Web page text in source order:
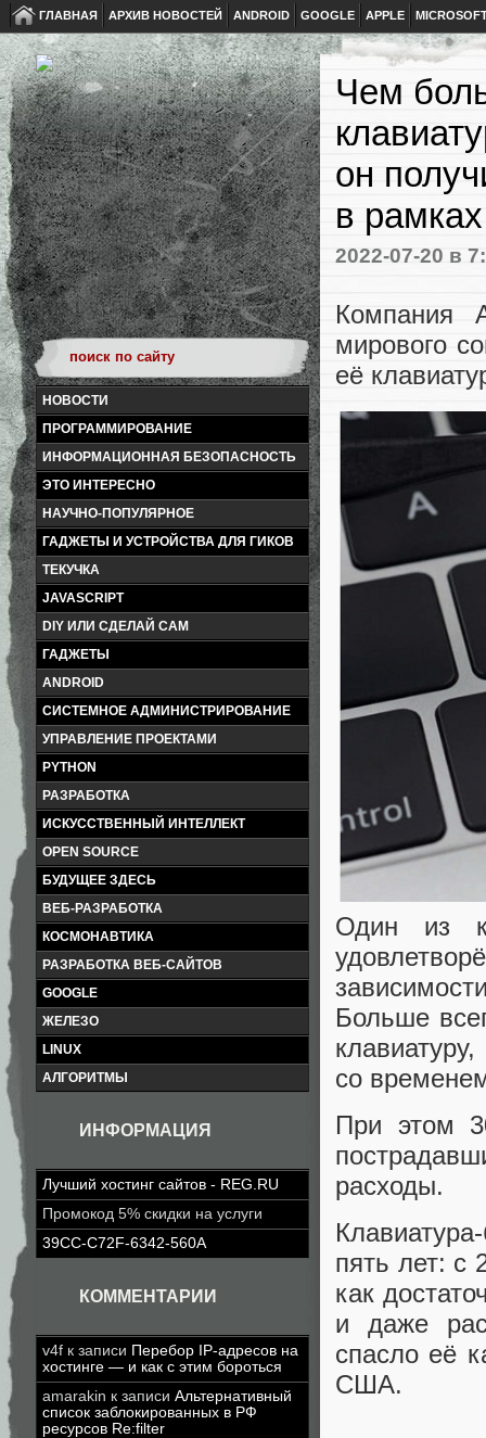
ГЛАВНАЯ АРХИВ НОВОСТЕЙ ANDROID GOOGLE APPLE
НОВОСТИ
ПРОГРАММИРОВАНИЕ
ИНФОРМАЦИОННАЯ БЕЗОПАСНОСТЬ
ЭТО ИНТЕРЕСНО
НАУЧНО-ПОПУЛЯРНОЕ
ГАДЖЕТЫ И УСТРОЙСТВА ДЛЯ ГИКОВ
ТЕКУЧКА
JAVASCRIPT
DIY ИЛИ СДЕЛАЙ САМ
ГАДЖЕТЫ
ANDROID
СИСТЕМНОЕ АДМИНИСТРИРОВАНИЕ
УПРАВЛЕНИЕ ПРОЕКТАМИ
PYTHON
РАЗРАБОТКА
ИСКУССТВЕННЫЙ ИНТЕЛЛЕКТ
OPEN SOURCE
БУДУЩЕЕ ЗДЕСЬ
ВЕБ-РАЗРАБОТКА
КОСМОНАВТИКА
РАЗРАБОТКА ВЕБ-САЙТОВ
GOOGLE
ЖЕЛЕЗО
LINUX
АЛГОРИТМЫ
ИНФОРМАЦИЯ
Лучший хостинг сайтов - REG.RU
Промокод 5% скидки на услуги
39CC-C72F-6342-560A
КОММЕНТАРИИ
v4f к записи Перебор IP-адресов на
хостинге — и как с этим бороться
amarakin к записи Альтернативный
список заблокированных в РФ
ресурсов Re:filter
Чем
он
в
2022-07-20 в
Компания
мирового
её
Один из
Больше
со
При этом
расходы.
пять лет: с
как
и даже
спасло её
США.